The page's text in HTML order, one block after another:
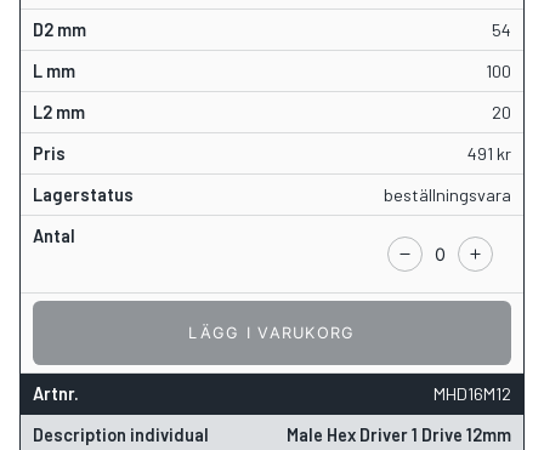
54
100
20
491 kr
beställningsvara
LÄGG I VARUKORG
MHD16M12
Male Hex Driver 1 Drive 12mm